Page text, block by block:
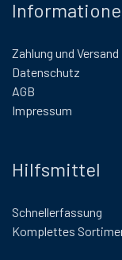
Zahlung und Versand
Datenschutz
AGB
Impressum
Hilfsmittel
Schnellerfassung
Komplettes